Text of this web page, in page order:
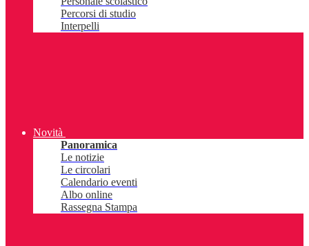
Percorsi di studio
Interpelli
Novità
Panoramica
Le notizie
Le circolari
Calendario eventi
Albo online
Rassegna Stampa